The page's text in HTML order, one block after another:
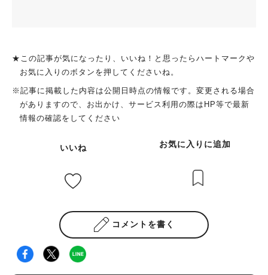
★この記事が気になったり、いいね！と思ったらハートマークや
お気に入りのボタンを押してくださいね。
※記事に掲載した内容は公開日時点の情報です。変更される場合
がありますので、お出かけ、サービス利用の際はHP等で最新
情報の確認をしてください
いいね お気に入りに追加
コメントを書く